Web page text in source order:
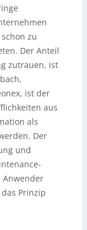
zu
Der Anteil
zutrauen, ist
ist der
aus
als
Der
und
Anwender
Prinzip